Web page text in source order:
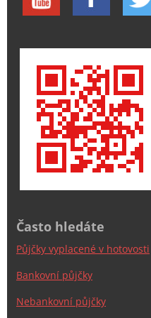
Často hledáte
Půjčky vyplacené v hotovosti
Bankovní půjčky
Nebankovní půjčky